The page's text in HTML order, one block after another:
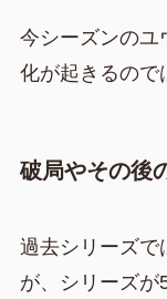
今シーズンのユ
化が起きるので
破局やその後
過去シリーズで
が、シリーズが